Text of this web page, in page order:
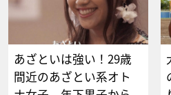
あざといは強い！29歳
間近のあざとい系オト